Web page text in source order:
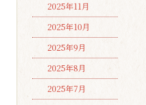
2025年11月
2025年10月
2025年9月
2025年8月
2025年7月